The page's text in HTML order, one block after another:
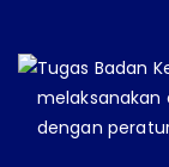
Tugas Badan
melaksanakan
dengan